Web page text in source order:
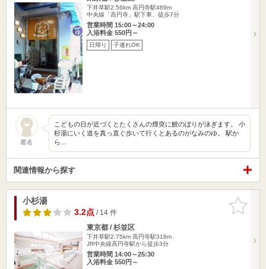
下井草駅2.56km 高円寺駅469m
中央線「高円寺」駅下車、徒歩7分
営業時間 15:00～24:00
入浴料金 550円～
日帰り 子連れOK
匿名
こどもの日が近づくとたくさんの煙突に鯉のぼりが泳ぎます。 小
杉湯にいく道を真っ直ぐ歩いて行くとあるのがなみのゆ。 駅か
ら…
関連情報から探す
お気に入
りに追加
小杉湯
3.2点/ 14 件
東京都 / 杉並区
下井草駅2.75km 高円寺駅318m
JR中央線高円寺駅から徒歩3分
営業時間 14:00～25:30
入浴料金 550円～